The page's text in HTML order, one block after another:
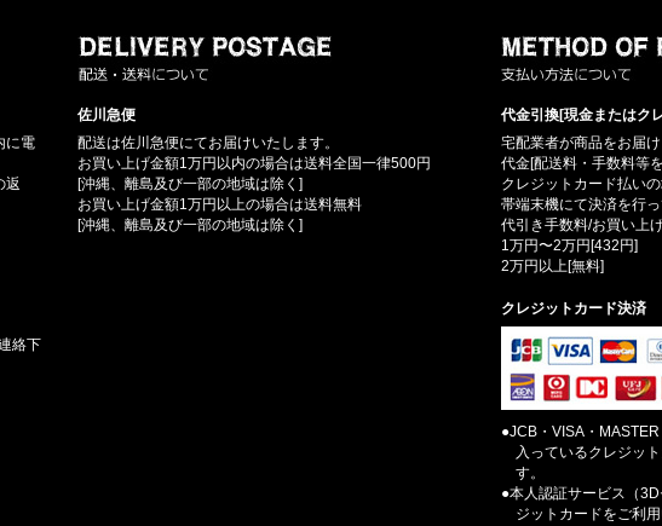
に電
返
絡下
佐川急便
配送は佐川急便にてお届けいたします。
お買い上げ金額1万円以内の場合は送料全国一律500円
[沖縄、離島及び一部の地域は除く]
お買い上げ金額1万円以上の場合は送料無料
[沖縄、離島及び一部の地域は除く]
代金引換[現金またはク
宅配業者が商品をお届
代金[配送料・手数料等
クレジットカード払い
帯端末機にて決済を行っ
代引き手数料/お買い上
1万円〜2万円[432円]
2万円以上[無料]
クレジットカード決済
●JCB・VISA・
入っているクレジッ
す。
●本人認証サービス（
ジットカードをご利用